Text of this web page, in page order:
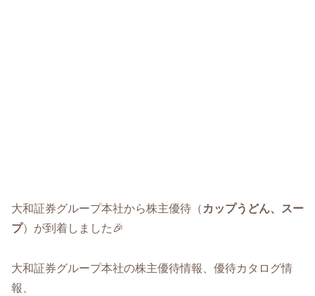
大和証券グループ本社から株主優待（ カップうどん、スー
プ）が到着しました🎉
大和証券グループ本社の株主優待情報、優待カタログ情
報、